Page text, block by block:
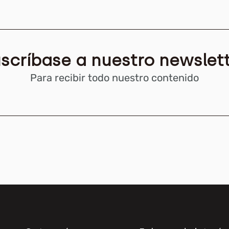
a nuestro
Para recibir todo nuestro contenido